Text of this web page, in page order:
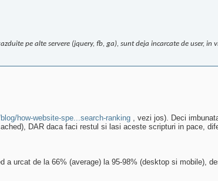
pe alte servere (jquery, fb, ga), sunt deja incarcate de user, in
how-website-spe...search-ranking , vezi jos). Deci
DAR daca faci restul si lasi aceste scripturi in pace,
urcat de la 66% (average) la 95-98% (desktop si mobile),